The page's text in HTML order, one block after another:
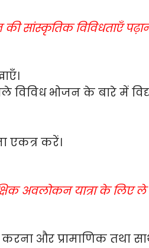
सांस्कृतिक विविधताएँ
विविध भोजन के बारे में
एकत्र करें।
अवलोकन यात्रा के लिए
और प्रामाणिक तथा